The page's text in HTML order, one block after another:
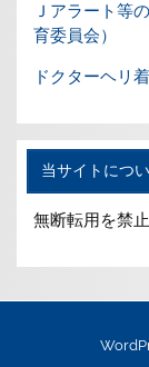
Ｊアラート等
育委員会）
ドクターヘリ
当サイトにつ
無断転用を禁止